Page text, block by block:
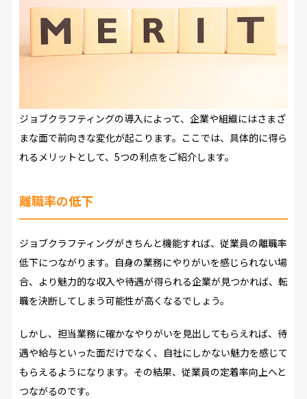
ジョブクラフティングの導入によって、企業や組織にはさまざ
まな面で前向きな変化が起こります。ここでは、具体的に得ら
れるメリットとして、5つの利点をご紹介します。
離職率の低下
ジョブクラフティングがきちんと機能すれば、従業員の離職率
低下につながります。自身の業務にやりがいを感じられない場
合、より魅力的な収入や待遇が得られる企業が見つかれば、転
職を決断してしまう可能性が高くなるでしょう。
しかし、担当業務に確かなやりがいを見出してもらえれば、待
遇や給与といった面だけでなく、自社にしかない魅力を感じて
もらえるようになります。その結果、従業員の定着率向上へと
つながるのです。